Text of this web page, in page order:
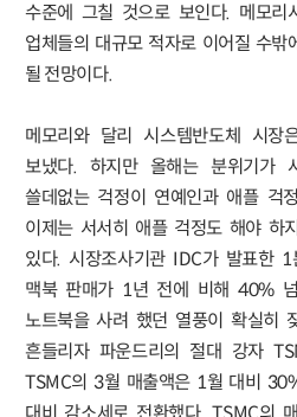
수준에 그칠 것으로 보인다. 메모리
업체들의 대규모 적자로 이어질 수밖
될 전망이다.
메모리와 달리 시스템반도체 시
보냈다. 하지만 올해는 분위기가
쓸데없는 걱정이 연예인과 애플 걱
이제는 서서히 애플 걱정도 해야 하
있다. 시장조사기관 IDC가 발표한
맥북 판매가 1년 전에 비해 40%
노트북을 사려 했던 열풍이 확실히
흔들리자 파운드리의 절대 강자
TSMC의 3월 매출액은 1월 대비